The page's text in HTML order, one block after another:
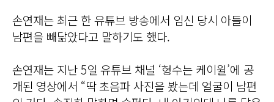
손연재는 최근 한 유튜브 방송에서 임신 당시 아들이
남편을 빼닮았다고 말하기도 했다.
손연재는 지난 5일 유튜브 채널 ‘형수는 케이윌’에 공
개된 영상에서 “딱 초음파 사진을 봤는데 얼굴이 남편